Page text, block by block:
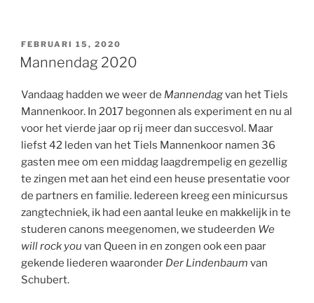
GEPLAATST
OP
FEBRUARI 15, 2020
Mannendag 2020
Vandaag hadden we weer de Mannendagvan het Tiels
Mannenkoor. In 2017 begonnen als experiment en nu al
voor het vierde jaar op rij meer dan succesvol. Maar
liefst 42 leden van het Tiels Mannenkoor namen 36
gasten mee om een middag laagdrempelig en gezellig
te zingen met aan het eind een heuse presentatie voor
de partners en familie. Iedereen kreeg een minicursus
zangtechniek, ik had een aantal leuke en makkelijk in te
studeren canons meegenomen, we studeerden We
will rock you van Queen in en zongen ook een paar
gekende liederen waaronder Der Lindenbaum van
Schubert.